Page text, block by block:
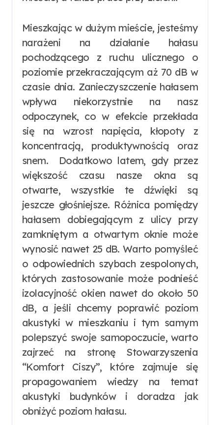
Mieszkając w dużym mieście, jesteśmy
narażeni na działanie hałasu
pochodzącego z ruchu ulicznego o
poziomie przekraczającym aż 70 dB w
czasie dnia. Zanieczyszczenie hałasem
wpływa niekorzystnie na nasz
odpoczynek, co w efekcie przekłada
się na wzrost napięcia, kłopoty z
koncentracją, produktywnością oraz
snem. Dodatkowo latem, gdy przez
większość czasu nasze okna są
otwarte, wszystkie te dźwięki są
jeszcze głośniejsze. Różnica pomiędzy
hałasem dobiegającym z ulicy przy
zamkniętym a otwartym oknie może
wynosić nawet 25 dB. Warto pomyśleć
o odpowiednich szybach zespolonych,
których zastosowanie może podnieść
izolacyjność okien nawet do około 50
dB, a jeśli chcemy poprawić poziom
akustyki w mieszkaniu i tym samym
polepszyć swoje samopoczucie, warto
zajrzeć na stronę Stowarzyszenia
“Komfort Ciszy”, które zajmuje się
propagowaniem wiedzy na temat
akustyki budynków i doradza jak
obniżyć poziom hałasu.